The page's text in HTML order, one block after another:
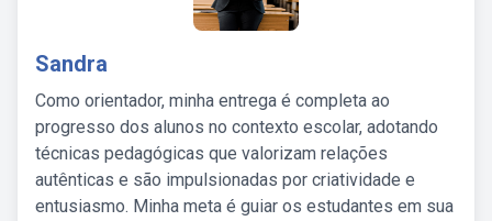
Sandra
Como orientador, minha entrega é completa ao
progresso dos alunos no contexto escolar, adotando
técnicas pedagógicas que valorizam relações
autênticas e são impulsionadas por criatividade e
entusiasmo. Minha meta é guiar os estudantes em sua